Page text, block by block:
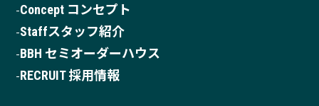
Concept コンセプト
Staffスタッフ紹介
BBH セミオーダーハウス
RECRUIT 採用情報